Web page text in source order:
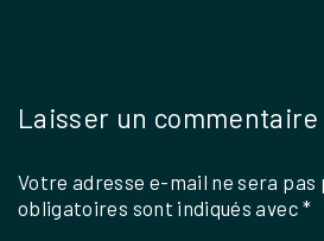
Laisser un commentaire
Votre adresse e-mail ne sera pas
obligatoires sont indiqués avec*